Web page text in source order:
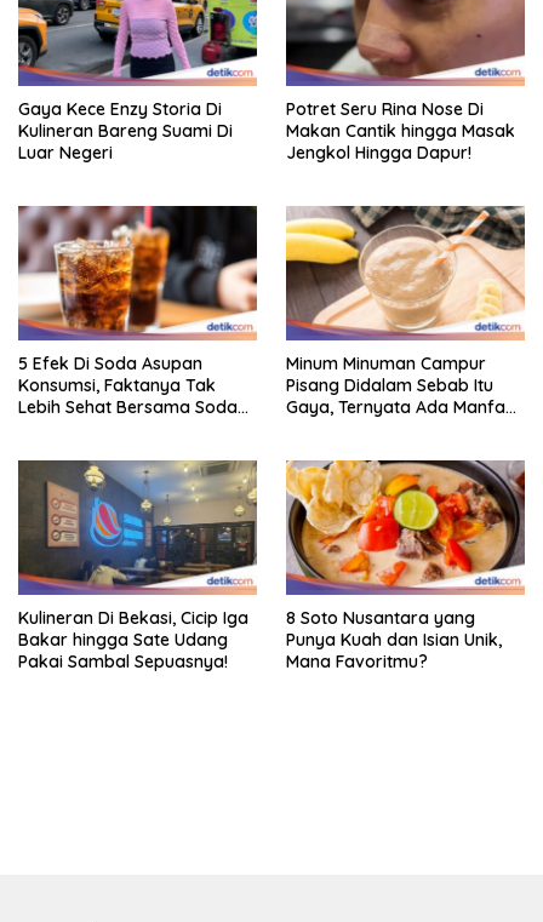
Gaya Kece Enzy Storia Di
Kulineran Bareng Suami Di
Luar Negeri
Potret Seru Rina Nose Di
Makan Cantik hingga Masak
Jengkol Hingga Dapur!
5 Efek Di Soda Asupan
Konsumsi, Faktanya Tak
Lebih Sehat Bersama Soda
Minum Minuman Campur
Pisang Didalam Sebab Itu
Gaya, Ternyata Ada Manfaat
Kulineran Di Bekasi, Cicip Iga
Bakar hingga Sate Udang
Pakai Sambal Sepuasnya!
8 Soto Nusantara yang
Punya Kuah dan Isian Unik,
Mana Favoritmu?